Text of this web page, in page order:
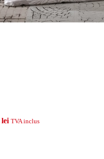
lei TVA inclus